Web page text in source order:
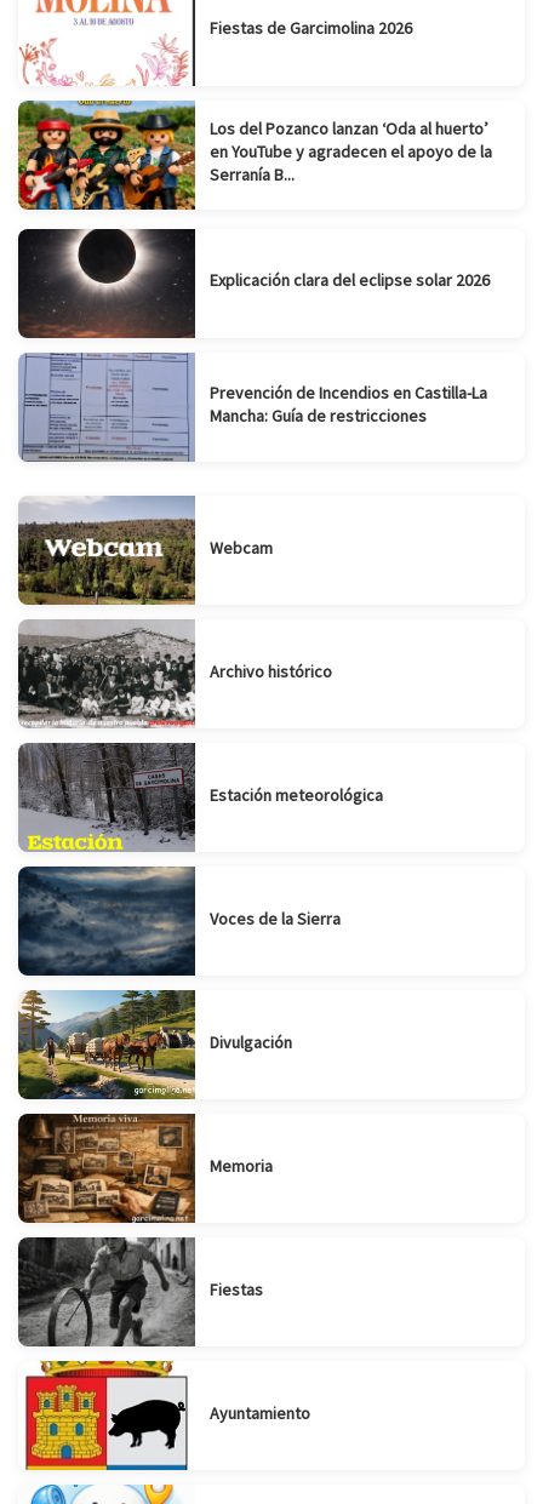
Fiestas de Garcimolina 2026
Los del Pozanco lanzan ‘Oda al huerto’
en YouTube y agradecen el apoyo de la
Serranía B...
Explicación clara del eclipse solar 2026
Prevención de Incendios en Castilla-La
Mancha: Guía de restricciones
Webcam
Archivo histórico
Estación meteorológica
Voces de la Sierra
Divulgación
Memoria
Fiestas
Ayuntamiento